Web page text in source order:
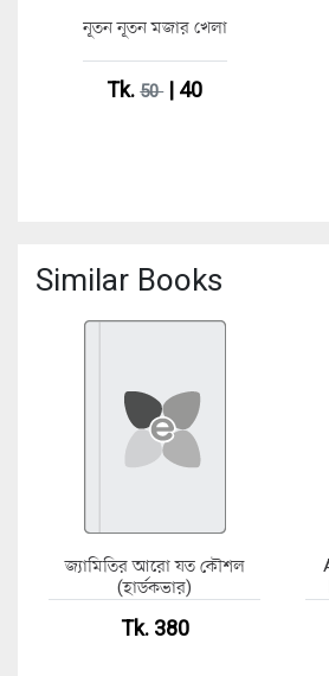
নূতন নূতন মজার খেলা
Tk.50| 40
Similar Books
জ্যামিতির আরো যত কৌশল
(হার্ডকভার)
Tk. 380